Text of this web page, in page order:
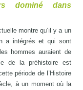
dominé dans
montre qu’il y a un
a intégrés et qui sont
hommes auraient de
de la préhistoire est
période de l’Histoire
à un moment où la